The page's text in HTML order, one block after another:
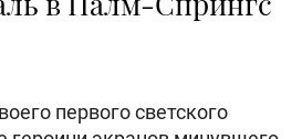
первого светского